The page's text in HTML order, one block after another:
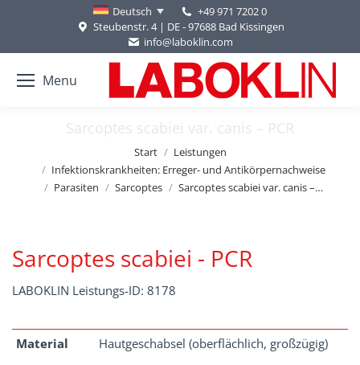
Deutsch
+49 971 7202 0
Steubenstr. 4 | DE - 97688 Bad Kissingen
info@laboklin.com
Menu
Sarcoptes scabiei var. canis – PCR
Start
Leistungen
Infektionskrankheiten: Erreger- und Antikörpernachweise
Parasiten
Sarcoptes Sarcoptes scabiei var. canis –…
Sarcoptes scabiei - PCR
LABOKLIN Leistungs-ID: 8178
Material Hautgeschabsel (oberflächlich, großzügig)